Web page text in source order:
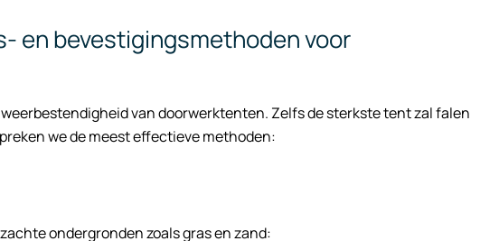
en bevestigingsmethoden voor
van doorwerktenten. Zelfs de sterkste tent zal falen
we de meest effectieve methoden:
ondergronden zoals gras en zand: